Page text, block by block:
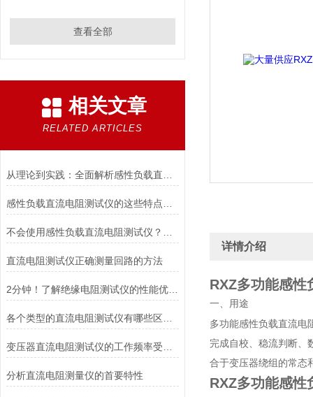
查看全部
相关文章
RELATED ARTICLES
直流电阻测试仪正确测量回路的方法
2分钟！了解绝缘电阻测试仪的性能优势！
各个类型的直流电阻测试仪有哪些区别？
分析直流电阻测量仪的首要特性
详情介绍
RXZ多功能感性
一、用途
多功能感性负载直流电
完成自校、稳流判断、
合于变压器绕组的常态
RXZ多功能感性